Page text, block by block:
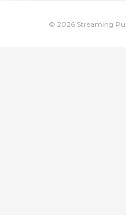
© 2026 Streaming